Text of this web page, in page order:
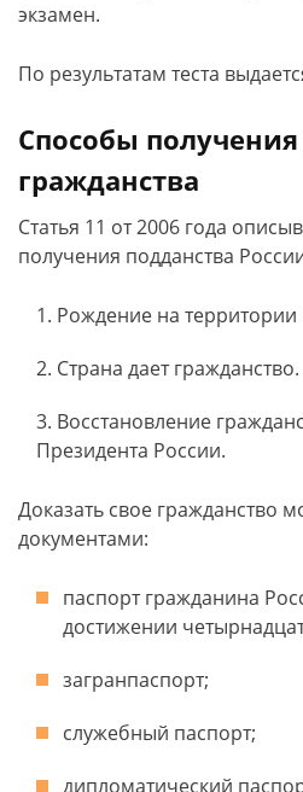
экзамен.
По результатам теста
Способы получения
гражданства
Статья 11 от 2006 года
получения подданства
Рождение на
Страна дает гражданство.
Восстановление
Президента России.
Доказать свое гражданство
документами:
паспорт гражданина
достижении
загранпаспорт;
служебный паспорт;
дипломатический